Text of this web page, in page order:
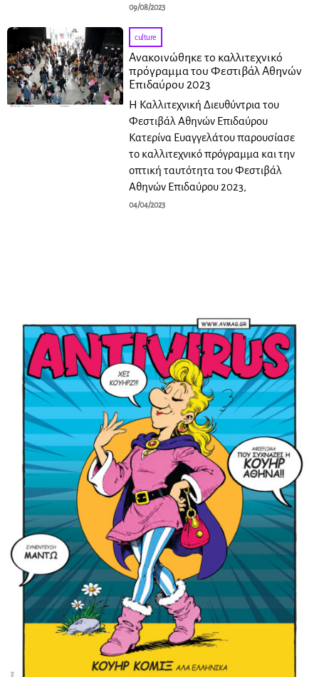
09/08/2023
culture
Ανακοινώθηκε το καλλιτεχνικό
πρόγραμμα του Φεστιβάλ Αθηνών
Επιδαύρου 2023
Η Καλλιτεχνική Διευθύντρια του
Φεστιβάλ Αθηνών Επιδαύρου
Κατερίνα Ευαγγελάτου παρουσίασε
το καλλιτεχνικό πρόγραμμα και την
οπτική ταυτότητα του Φεστιβάλ
Αθηνών Επιδαύρου 2023,
04/04/2023